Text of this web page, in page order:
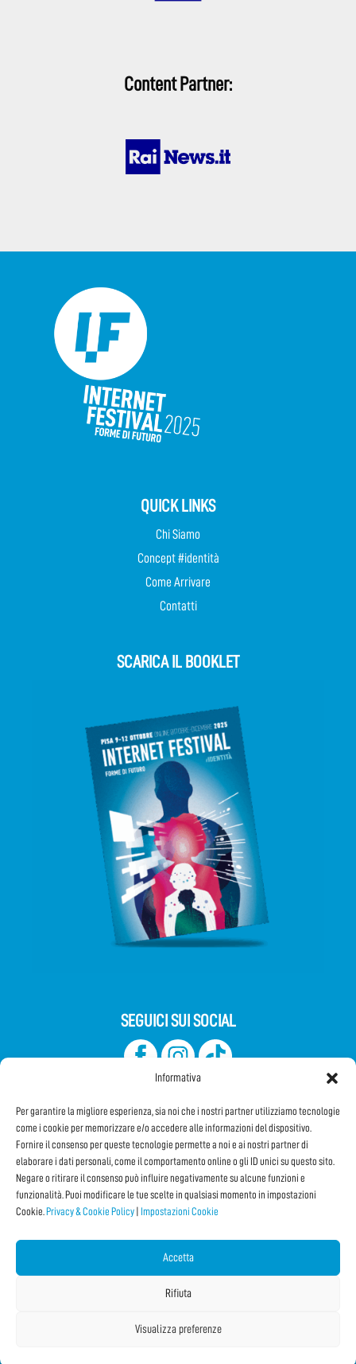
Informativa
Per garantire la migliore esperienza, sia noi che i nostri partner utilizziamo tecnologie
come i cookie per memorizzare e/o accedere alle informazioni del dispositivo.
Fornire il consenso per queste tecnologie permette a noi e ai nostri partner di
elaborare i dati personali, come il comportamento online o gli ID unici su questo sito.
Negare o ritirare il consenso può influire negativamente su alcune funzioni e
funzionalità. Puoi modificare le tue scelte in qualsiasi momento in impostazioni
Cookie. Privacy & Cookie Policy Impostazioni Cookie
Accetta
Rifiuta
Visualizza preferenze
Content Partner:
QUICK LINKS
Chi Siamo
Concept #identità
Come Arrivare
Contatti
SCARICA IL BOOKLET
SEGUICI SUI SOCIAL
Iscriviti alla Newsletter
CONDIVIDI QUESTA PAGINA!
Facebook
Copyright © 2026 Internet Festival 2025 |CreditsLa Jetée